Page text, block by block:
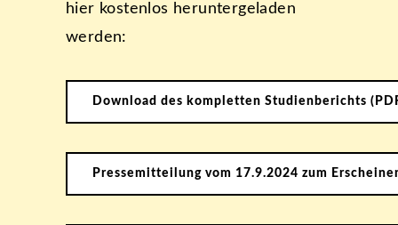
hier kostenlos heruntergeladen
werden:
Download des kompletten Studienberichts
Pressemitteilung vom 17.9.2024 zum